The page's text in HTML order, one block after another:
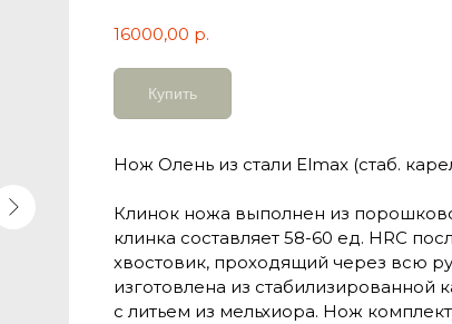
16000,00 р.
Купить
Нож Олень из стали Elmax (стаб.
Клинок ножа выполнен из
клинка составляет 58-60 ед. HRC
хвостовик, проходящий через всю
изготовлена из стабилизированной
с литьем из мельхиора. Нож